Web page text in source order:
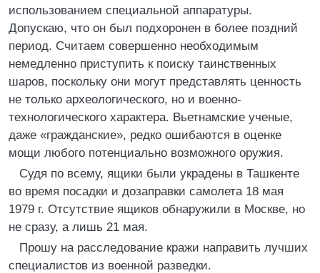
использованием специальной аппаратуры.
Допускаю, что он был подхоронен в более поздний
период. Считаем совершенно необходимым
немедленно приступить к поиску таинственных
шаров, поскольку они могут представлять ценность
не только археологического, но и военно-
технологического характера. Вьетнамские ученые,
даже «гражданские», редко ошибаются в оценке
мощи любого потенциально возможного оружия.
Судя по всему, ящики были украдены в Ташкенте
во время посадки и дозаправки самолета 18 мая
1979 г. Отсутствие ящиков обнаружили в Москве, но
не сразу, а лишь 21 мая.
Прошу на расследование кражи направить лучших
специалистов из военной разведки.